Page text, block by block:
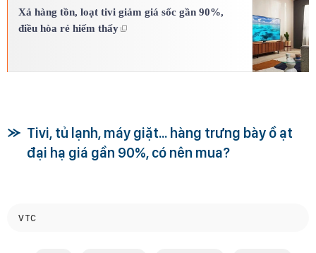
Xả hàng tồn, loạt tivi giảm giá sốc gần 90%,
điều hòa rẻ hiếm thấy
Tivi, tủ lạnh, máy giặt... hàng trưng bày ồ ạt
đại hạ giá gần 90%, có nên mua?
VTC